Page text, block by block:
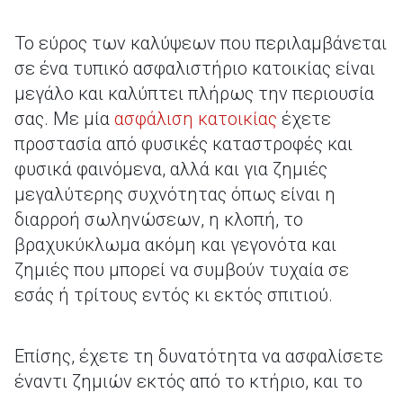
Το εύρος των καλύψεων που περιλαμβάνεται
σε ένα τυπικό ασφαλιστήριο κατοικίας είναι
μεγάλο και καλύπτει πλήρως την περιουσία
σας. Με μία ασφάλιση κατοικίας έχετε
προστασία από φυσικές καταστροφές και
φυσικά φαινόμενα, αλλά και για ζημιές
μεγαλύτερης συχνότητας όπως είναι η
διαρροή σωληνώσεων, η κλοπή, το
βραχυκύκλωμα ακόμη και γεγονότα και
ζημιές που μπορεί να συμβούν τυχαία σε
εσάς ή τρίτους εντός κι εκτός σπιτιού.
Επίσης, έχετε τη δυνατότητα να ασφαλίσετε
έναντι ζημιών εκτός από το κτήριο, και το